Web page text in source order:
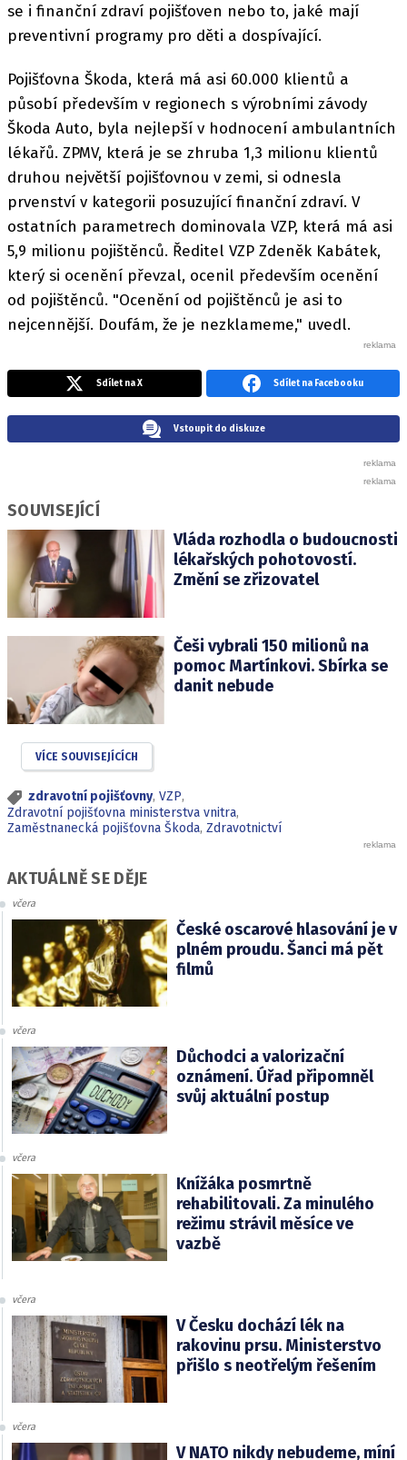
se i finanční zdraví pojišťoven nebo to, jaké mají
preventivní programy pro děti a dospívající.
Pojišťovna Škoda, která má asi 60.000 klientů a
působí především v regionech s výrobními závody
Škoda Auto, byla nejlepší v hodnocení ambulantních
lékařů. ZPMV, která je se zhruba 1,3 milionu klientů
druhou největší pojišťovnou v zemi, si odnesla
prvenství v kategorii posuzující finanční zdraví. V
ostatních parametrech dominovala VZP, která má asi
5,9 milionu pojištěnců. Ředitel VZP Zdeněk Kabátek,
který si ocenění převzal, ocenil především ocenění
od pojištěnců. "Ocenění od pojištěnců je asi to
nejcennější. Doufám, že je nezklameme," uvedl.
Sdílet na X Sdílet na Facebooku
Vstoupit do diskuze
SOUVISEJÍCÍ
Vláda rozhodla o budoucnosti
lékařských pohotovostí.
Změní se zřizovatel
Češi vybrali 150 milionů na
pomoc Martínkovi. Sbírka se
danit nebude
VÍCE SOUVISEJÍCÍCH
zdravotní pojišťovny, VZP,
Zdravotní pojišťovna ministerstva vnitra,
Zaměstnanecká pojišťovna Škoda, Zdravotnictví
AKTUÁLNĚ SE DĚJE
včera
České oscarové hlasování je v
plném proudu. Šanci má pět
filmů
včera
Důchodci a valorizační
oznámení. Úřad připomněl
svůj aktuální postup
včera
Knížáka posmrtně
rehabilitovali. Za minulého
režimu strávil měsíce ve
vazbě
včera
V Česku dochází lék na
rakovinu prsu. Ministerstvo
přišlo s neotřelým řešením
včera
V NATO nikdy nebudeme, míní